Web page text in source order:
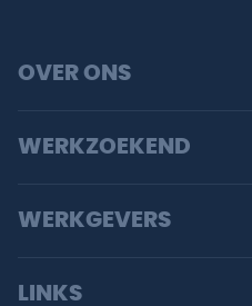
OVER ONS
WERKZOEKEND
WERKGEVERS
LINKS